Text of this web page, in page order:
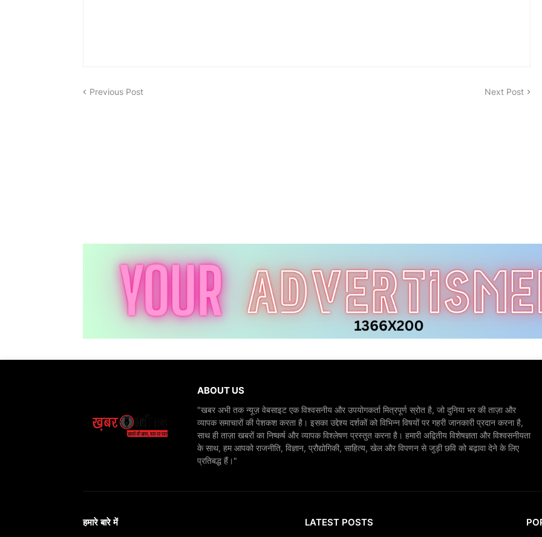
Previous Post Next Post
ABOUT US
"खबर अभी तक न्यूज़ वेबसाइट एक विश्वसनीय और उपयोगकर्ता मित्रपूर्ण स्रोत है, जो दुनिया भर की ताज़ा और
व्यापक समाचारों की पेशकश करता है। इसका उद्देश्य दर्शकों को विभिन्न विषयों पर गहरी जानकारी प्रदान करना है,
साथ ही ताज़ा खबरों का निष्कर्ष और व्यापक विश्लेषण प्रस्तुत करना है। हमारी अद्वितीय विशेषज्ञता और विश्वसनीयता
के साथ, हम आपको राजनीति, विज्ञान, प्रौद्योगिकी, साहित्य, खेल और विपणन से जुड़ी छवि को बढ़ावा देने के लिए
प्रतिबद्ध हैं।"
हमारे बारे में LATEST POSTS